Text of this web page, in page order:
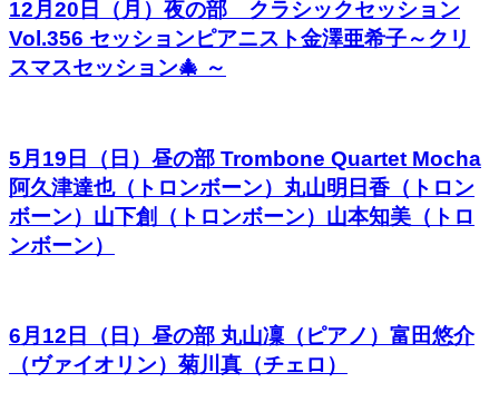
12月20日（月）夜の部 クラシックセッション
Vol.356 セッションピアニスト金澤亜希子～クリ
スマスセッション🎄 ～
5月19日（日）昼の部 Trombone Quartet Mocha
阿久津達也（トロンボーン）丸山明日香（トロン
ボーン）山下創（トロンボーン）山本知美（トロ
ンボーン）
6月12日（日）昼の部 丸山凜（ピアノ）富田悠介
（ヴァイオリン）菊川真（チェロ）